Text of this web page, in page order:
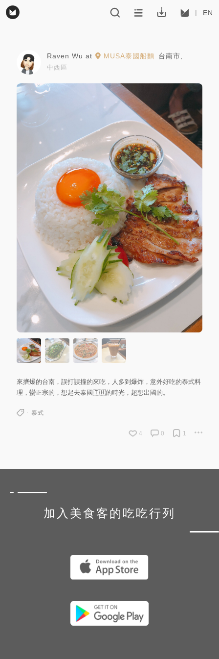
EN
Raven Wu at MUSA泰國船麵 台南市
中西區
來擠爆的台南，誤打誤撞的來吃，人多到爆炸，意外好吃的泰式料
理，蠻正宗的，想起去泰國🇹🇭的時光，超想出國的。
泰式
4 0 1
加入美食客的吃吃行列